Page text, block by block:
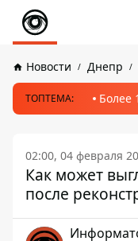
Новости Днепр
ТОПТЕМА: Более
02:00, 04 февраля
Как может
после